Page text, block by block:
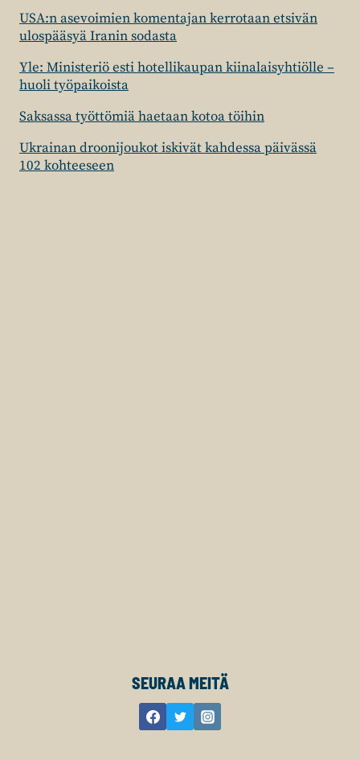
USA:n asevoimien komentajan kerrotaan etsivän
ulospääsyä Iranin sodasta
Yle: Ministeriö esti hotellikaupan kiinalaisyhtiölle –
huoli työpaikoista
Saksassa työttömiä haetaan kotoa töihin
Ukrainan droonijoukot iskivät kahdessa päivässä
102 kohteeseen
SEURAA MEITÄ